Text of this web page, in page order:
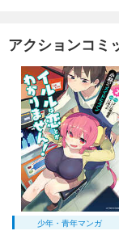
アクションコミ
少年・青年マンガ